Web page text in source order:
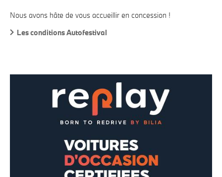
Nous avons hâte de vous accueillir en concession !
Les conditions Autofestival